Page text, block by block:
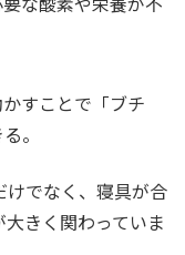
すことで「ブチ
。
でなく、寝具が合
きく関わっていま